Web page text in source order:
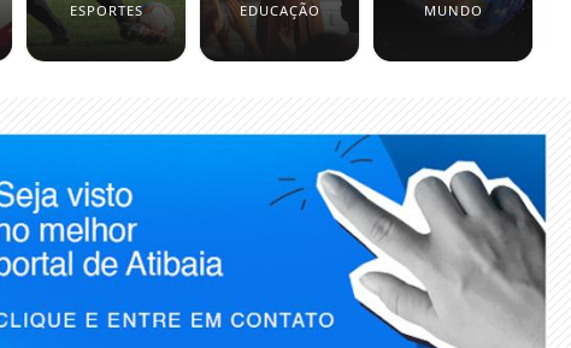
ESPORTES EDUCAÇÃO MUNDO